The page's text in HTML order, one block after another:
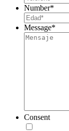
Number*
Message*
Consent